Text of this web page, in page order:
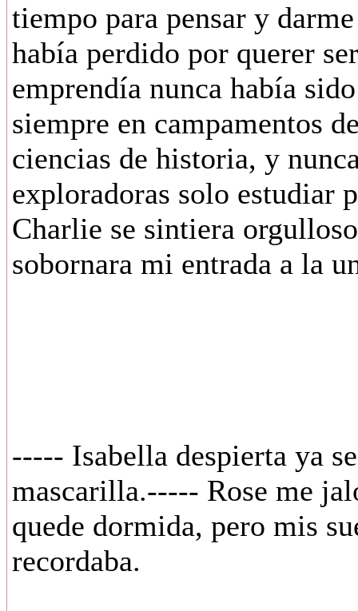
tiempo para pensar y
había perdido por querer
emprendía nunca había
siempre en campamentos
ciencias de historia, y
exploradoras solo estudiar
Charlie se sintiera
sobornara mi entrada a la
----- Isabella despierta ya
mascarilla.----- Rose me
quede dormida, pero mis
recordaba.